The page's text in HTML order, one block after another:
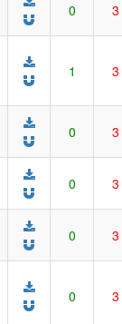
0 3
1 3
0 3
0 3
0 3
0 3